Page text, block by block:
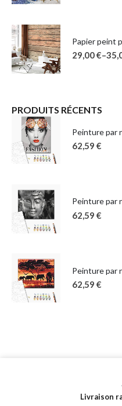
Papier peint
29,00€–
PRODUITS RÉCENTS
Peinture par
62,59 €
62,59 €
Peinture par
62,59 €
Livraison